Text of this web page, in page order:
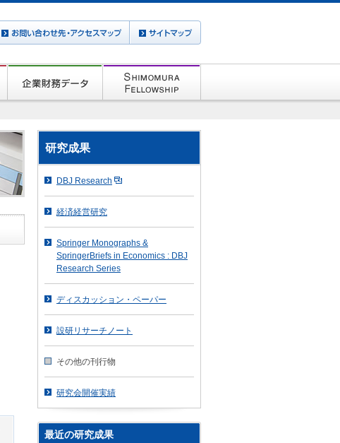
研究成果
DBJ Research
経済経営研究
Springer Monographs &
SpringerBriefs in Economics : DBJ
Research Series
ディスカッション・ペーパー
設研リサーチノート
その他の刊行物
研究会開催実績
最近の研究成果